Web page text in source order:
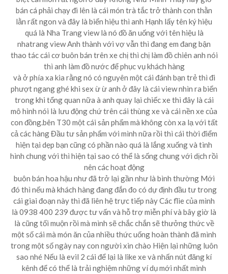
bán cá phải chạy đi lên là cái món trà tắc trở thành con thằn
lằn rất ngon và đây là biển hiệu thì anh Hạnh lấy tên ký hiệu
quá là Nha Trang view là nó đồ ăn uống với tên hiệu là
nhatrang view Anh thành với vợ vẫn thì đang em đang bận
thao tác cái cơ buôn bán trên xe chị thì chị làm đồ chiên anh nói
thì anh làm đồ nước để phục vụ khách hàng
và ở phía xa kia rằng nó có nguyên một cái đánh bạn trẻ thì đi
phượt ngang ghé khi sex ừ ừ anh ở đây là cái view nhìn ra biển
trong khi tổng quan nữa à anh quay lại chiếc xe thì đây là cái
mô hình nói là lưu động chứ trên cái thùng xe và cái nền xe của
con đồng.bên T30 một cái sản phẩm mà không còn xa lạ với tất
cả các hàng Đầu tư sản phẩm với mình nữa rồi thì cái thời điểm
hiện tại dẹp bạn cũng có phần nào quá là lắng xuống và tình
hình chung với thì hiện tại sao có thể là sống chung với dịch rồi
nên các hoạt động
buôn bán hoa hậu như đã trở lại gần như là bình thường Mới
đó thì nếu mà khách hàng đang đắn đo có dự định đầu tư trong
cái giai đoạn này thì đã liên hệ trực tiếp này Các flie của mình
là 0938 400 239 được tư vấn và hỗ trợ miễn phí và bây giờ là
là cũng tối muộn rồi mà mình sẽ chắc chắn sẽ thưởng thức về
một số cái mà món ăn của nhiều thức uống hoàn thành đã mình
trong một số ngày nay con người xin chào Hiện lại những luôn
sao nhé Nếu là evil 2 cái để lại là like xe và nhấn nút đăng kí
kênh để có thể là trải nghiệm những ví dụ mới nhất mình